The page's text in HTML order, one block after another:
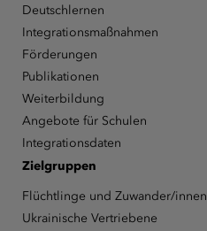
Deutschlernen
Integrationsmaßnahmen
Förderungen
Publikationen
Weiterbildung
Angebote für Schulen
Integrationsdaten
Zielgruppen
Flüchtlinge und Zuwander/innen
Ukrainische Vertriebene